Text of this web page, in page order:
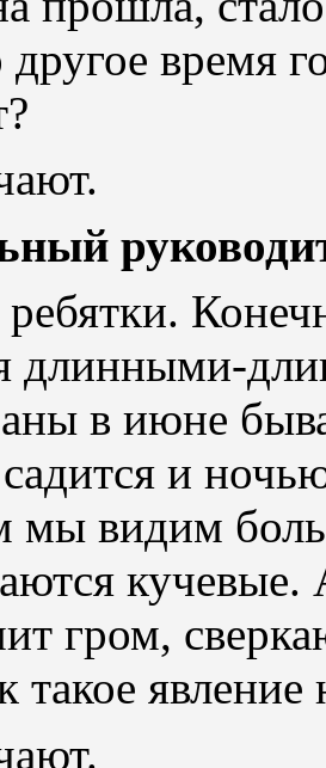
время
длинными-
в июне
и
мы видим
кучевые.
гром,
явление